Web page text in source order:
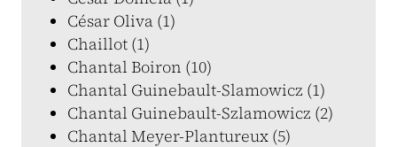
César Oliva (1)
Chaillot (1)
Chantal Boiron (10)
Chantal Guinebault-Slamowicz (1)
Chantal Guinebault-Szlamowicz (2)
Chantal Meyer-Plantureux (5)